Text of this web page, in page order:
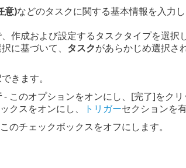
意)などのタスクに関する基本情報を入力し
作成および設定するタスクタイプを選
に基づいて、 タスクがあらかじめ選択さ
きます。
- このオプションをオンにし、[完了]をクリ
クスをオンにし、 トリガーセクションを
のチェックボックスをオフにします。